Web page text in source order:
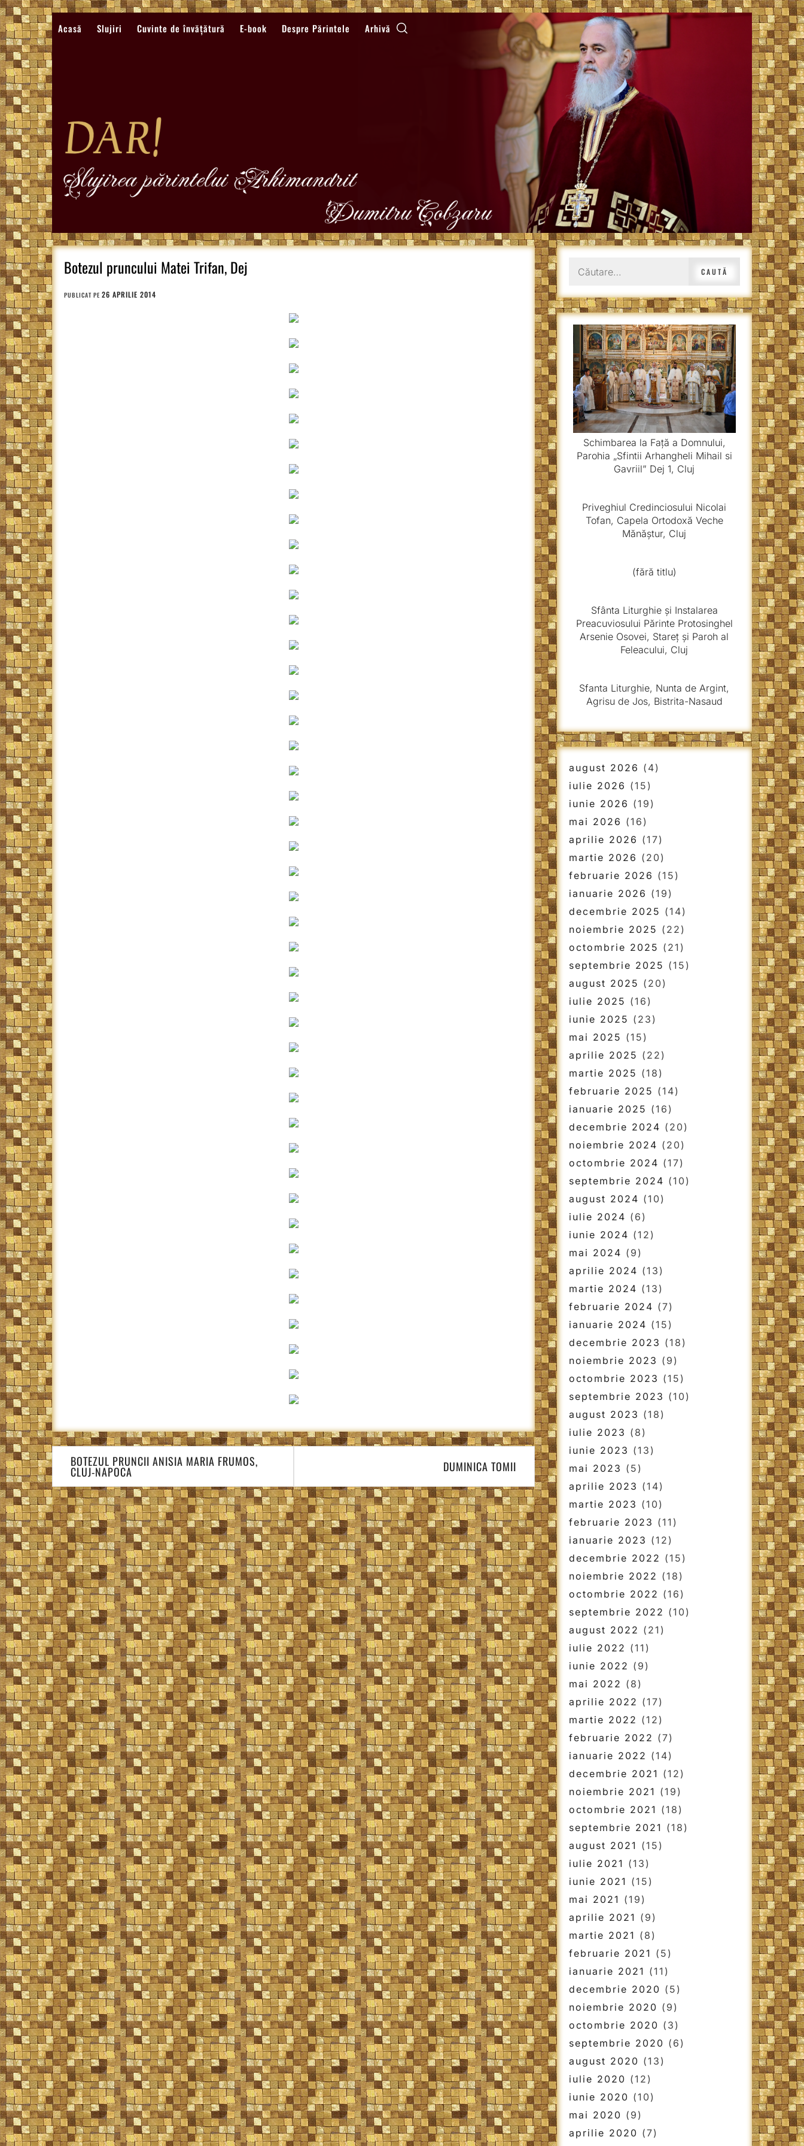
Sari
la
conținut
Acasă Slujiri Cuvinte de învățătură E-book Despre Părintele Arhivă
Botezul pruncului Matei Trifan, Dej
PUBLICAT PE 26 APRILIE 2014
Navigare
în
articole
BOTEZUL PRUNCII ANISIA MARIA FRUMOS,
CLUJ-NAPOCA DUMINICA TOMII
după:
Schimbarea la Față a Domnului,
Parohia „Sfintii Arhangheli Mihail si
Gavriil” Dej 1, Cluj
Priveghiul Credinciosului Nicolai
Tofan, Capela Ortodoxă Veche
Mănăștur, Cluj
(fără titlu)
Sfânta Liturghie și Instalarea
Preacuviosului Părinte Protosinghel
Arsenie Osovei, Stareț și Paroh al
Feleacului, Cluj
Sfanta Liturghie, Nunta de Argint,
Agrisu de Jos, Bistrita-Nasaud
august 2026 (4)
iulie 2026 (15)
iunie 2026 (19)
mai 2026 (16)
aprilie 2026 (17)
martie 2026 (20)
februarie 2026 (15)
ianuarie 2026 (19)
decembrie 2025 (14)
noiembrie 2025 (22)
octombrie 2025 (21)
septembrie 2025 (15)
august 2025 (20)
iulie 2025 (16)
iunie 2025 (23)
mai 2025 (15)
aprilie 2025 (22)
martie 2025 (18)
februarie 2025 (14)
ianuarie 2025 (16)
decembrie 2024 (20)
noiembrie 2024 (20)
octombrie 2024 (17)
septembrie 2024 (10)
august 2024 (10)
iulie 2024 (6)
iunie 2024 (12)
mai 2024 (9)
aprilie 2024 (13)
martie 2024 (13)
februarie 2024 (7)
ianuarie 2024 (15)
decembrie 2023 (18)
noiembrie 2023 (9)
octombrie 2023 (15)
septembrie 2023 (10)
august 2023 (18)
iulie 2023 (8)
iunie 2023 (13)
mai 2023 (5)
aprilie 2023 (14)
martie 2023 (10)
februarie 2023 (11)
ianuarie 2023 (12)
decembrie 2022 (15)
noiembrie 2022 (18)
octombrie 2022 (16)
septembrie 2022 (10)
august 2022 (21)
iulie 2022 (11)
iunie 2022 (9)
mai 2022 (8)
aprilie 2022 (17)
martie 2022 (12)
februarie 2022 (7)
ianuarie 2022 (14)
decembrie 2021 (12)
noiembrie 2021 (19)
octombrie 2021 (18)
septembrie 2021 (18)
august 2021 (15)
iulie 2021 (13)
iunie 2021 (15)
mai 2021 (19)
aprilie 2021 (9)
martie 2021 (8)
februarie 2021 (5)
ianuarie 2021 (11)
decembrie 2020 (5)
noiembrie 2020 (9)
octombrie 2020 (3)
septembrie 2020 (6)
august 2020 (13)
iulie 2020 (12)
iunie 2020 (10)
mai 2020 (9)
aprilie 2020 (7)